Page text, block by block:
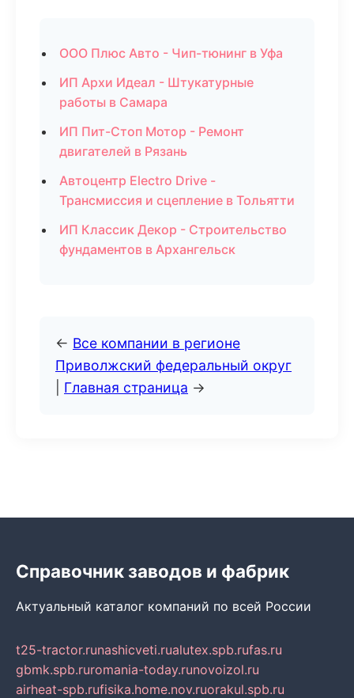
ООО Плюс Авто - Чип-тюнинг в Уфа
ИП Архи Идеал - Штукатурные
работы в Самара
ИП Пит-Стоп Мотор - Ремонт
двигателей в Рязань
Автоцентр Electro Drive -
Трансмиссия и сцепление в Тольятти
ИП Классик Декор - Строительство
фундаментов в Архангельск
← Все компании в регионе
Приволжский федеральный округ
Главная страница →
Справочник заводов и фабрик
Актуальный каталог компаний по всей России
t25-tractor.runashicveti.rualutex.spb.rufas.ru
gbmk.spb.ruromania-today.runovoizol.ru
airheat-spb.rufisika.home.nov.ruorakul.spb.ru